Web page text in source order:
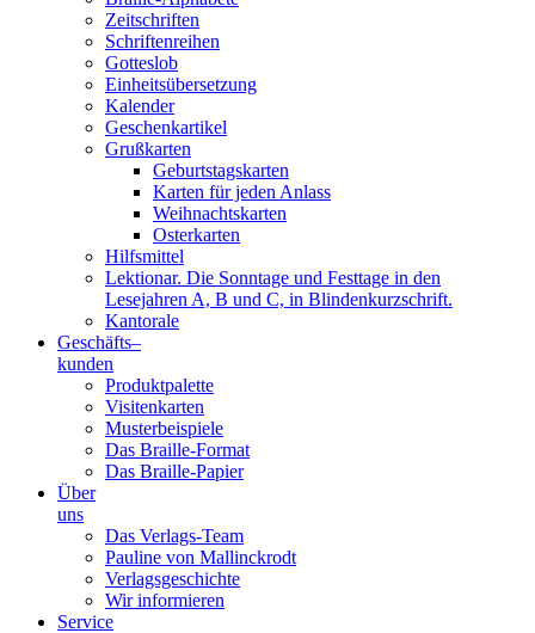
Druckerei
gGmbH
Zeitschriften
Schriftenreihen
Gotteslob
Einheitsübersetzung
Kalender
Geschenkartikel
Grußkarten
Geburtstagskarten
Karten für jeden Anlass
Weihnachtskarten
Osterkarten
Hilfsmittel
Lektionar. Die Sonntage und Festtage in den
Lesejahren A, B und C, in Blindenkurzschrift.
Kantorale
Geschäfts­–
kunden
Produktpalette
Visitenkarten
Musterbeispiele
Das Braille-Format
Das Braille-Papier
Über
uns
Das Verlags-Team
Pauline von Mallinckrodt
Verlagsgeschichte
Wir informieren
Service